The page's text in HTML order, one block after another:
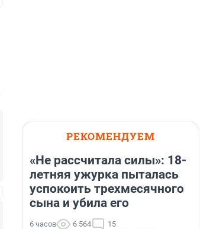
РЕКОМЕНДУЕМ
«Не рассчитала силы»: 18-
летняя ужурка пыталась
успокоить трехмесячного
сына и убила его
6 часов 6 564 15